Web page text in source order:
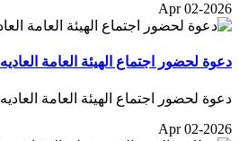
Apr 02-2026
دعوة لحضور اجتماع الهيئة العامة العاديه
دعوة لحضور اجتماع الهيئة العامة العاديه
Apr 02-2026